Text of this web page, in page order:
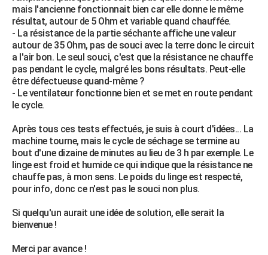
GUIDES D'ACHAT
BONS PLANS
CARTE DE VOEUX
Carte de Noël
Carte Bonne année
Carte Saint-Valentin
Carte Pâques
Carte d'anniversaire
DICTIONNAIRE
Dictionnaire
Biographies
Citations
Expressions
Proverbes
PROGRAMME TV
COPAINS D'AVANT
S'inscrire
Se connecter
Lycées
Collèges
Primaires
Universités
Entreprises
Service militaire
Avis de recherche
AVIS DE DÉCÈS
FORUM
Bricolage
Lifestyle
Culture
Sport
Auto
Television
Voyage
Cinema
mais l'ancienne fonctionnait bien car elle donne le même
résultat, autour de 5 Ohm et variable quand chauffée.
- La résistance de la partie séchante affiche une valeur
autour de 35 Ohm, pas de souci avec la terre donc le circuit
a l'air bon. Le seul souci, c'est que la résistance ne chauffe
pas pendant le cycle, malgré les bons résultats. Peut-elle
être défectueuse quand-même ?
- Le ventilateur fonctionne bien et se met en route pendant
le cycle.
Après tous ces tests effectués, je suis à court d'idées... La
machine tourne, mais le cycle de séchage se termine au
bout d'une dizaine de minutes au lieu de 3 h par exemple. Le
linge est froid et humide ce qui indique que la résistance ne
chauffe pas, à mon sens. Le poids du linge est respecté,
pour info, donc ce n'est pas le souci non plus.
Si quelqu'un aurait une idée de solution, elle serait la
bienvenue !
Merci par avance !